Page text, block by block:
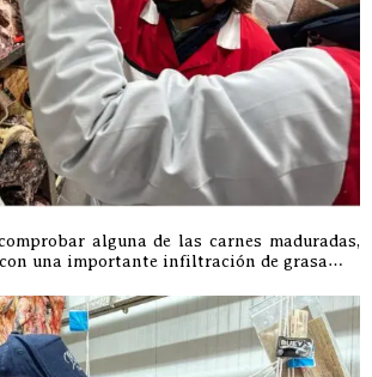
alguna de las carnes maduradas,
con una importante infiltración de grasa…